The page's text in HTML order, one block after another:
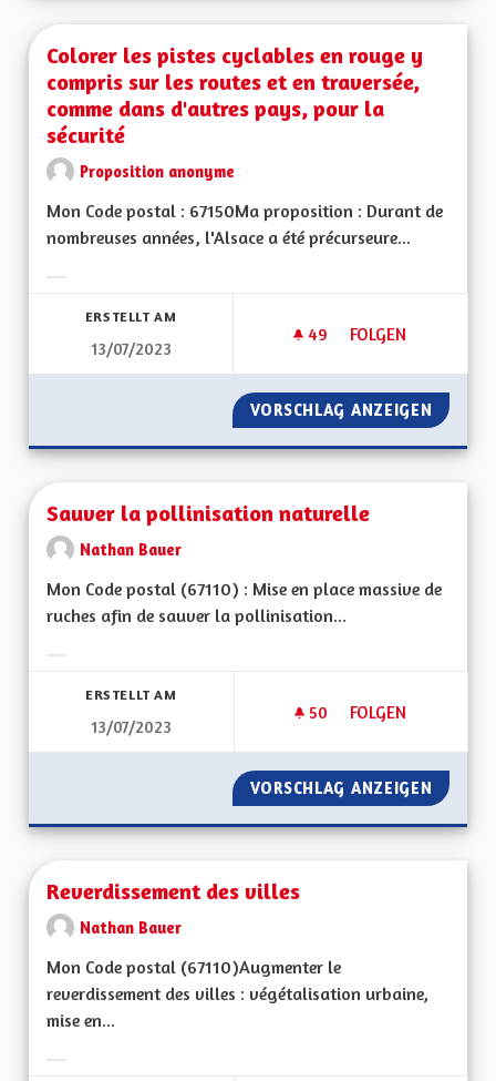
Colorer les pistes cyclables en rouge y
compris sur les routes et en traversée,
comme dans d'autres pays, pour la
sécurité
Proposition anonyme
Mon Code postal : 67150Ma proposition : Durant de
nombreuses années, l'Alsace a été précurseure...
ERSTELLT AM
13/07/2023
49 49 FOLLOWER
FOLGEN
COLORER LES
VORSCHLAG ANZEIGEN
Sauver la pollinisation naturelle
Nathan Bauer
Mon Code postal (67110) : Mise en place massive de
ruches afin de sauver la pollinisation...
ERSTELLT AM
13/07/2023
50 50 FOLLOWER
FOLGEN
SAUVER LA
VORSCHLAG ANZEIGEN
Reverdissement des villes
Nathan Bauer
Mon Code postal (67110) Augmenter le
reverdissement des villes : végétalisation urbaine,
mise en...